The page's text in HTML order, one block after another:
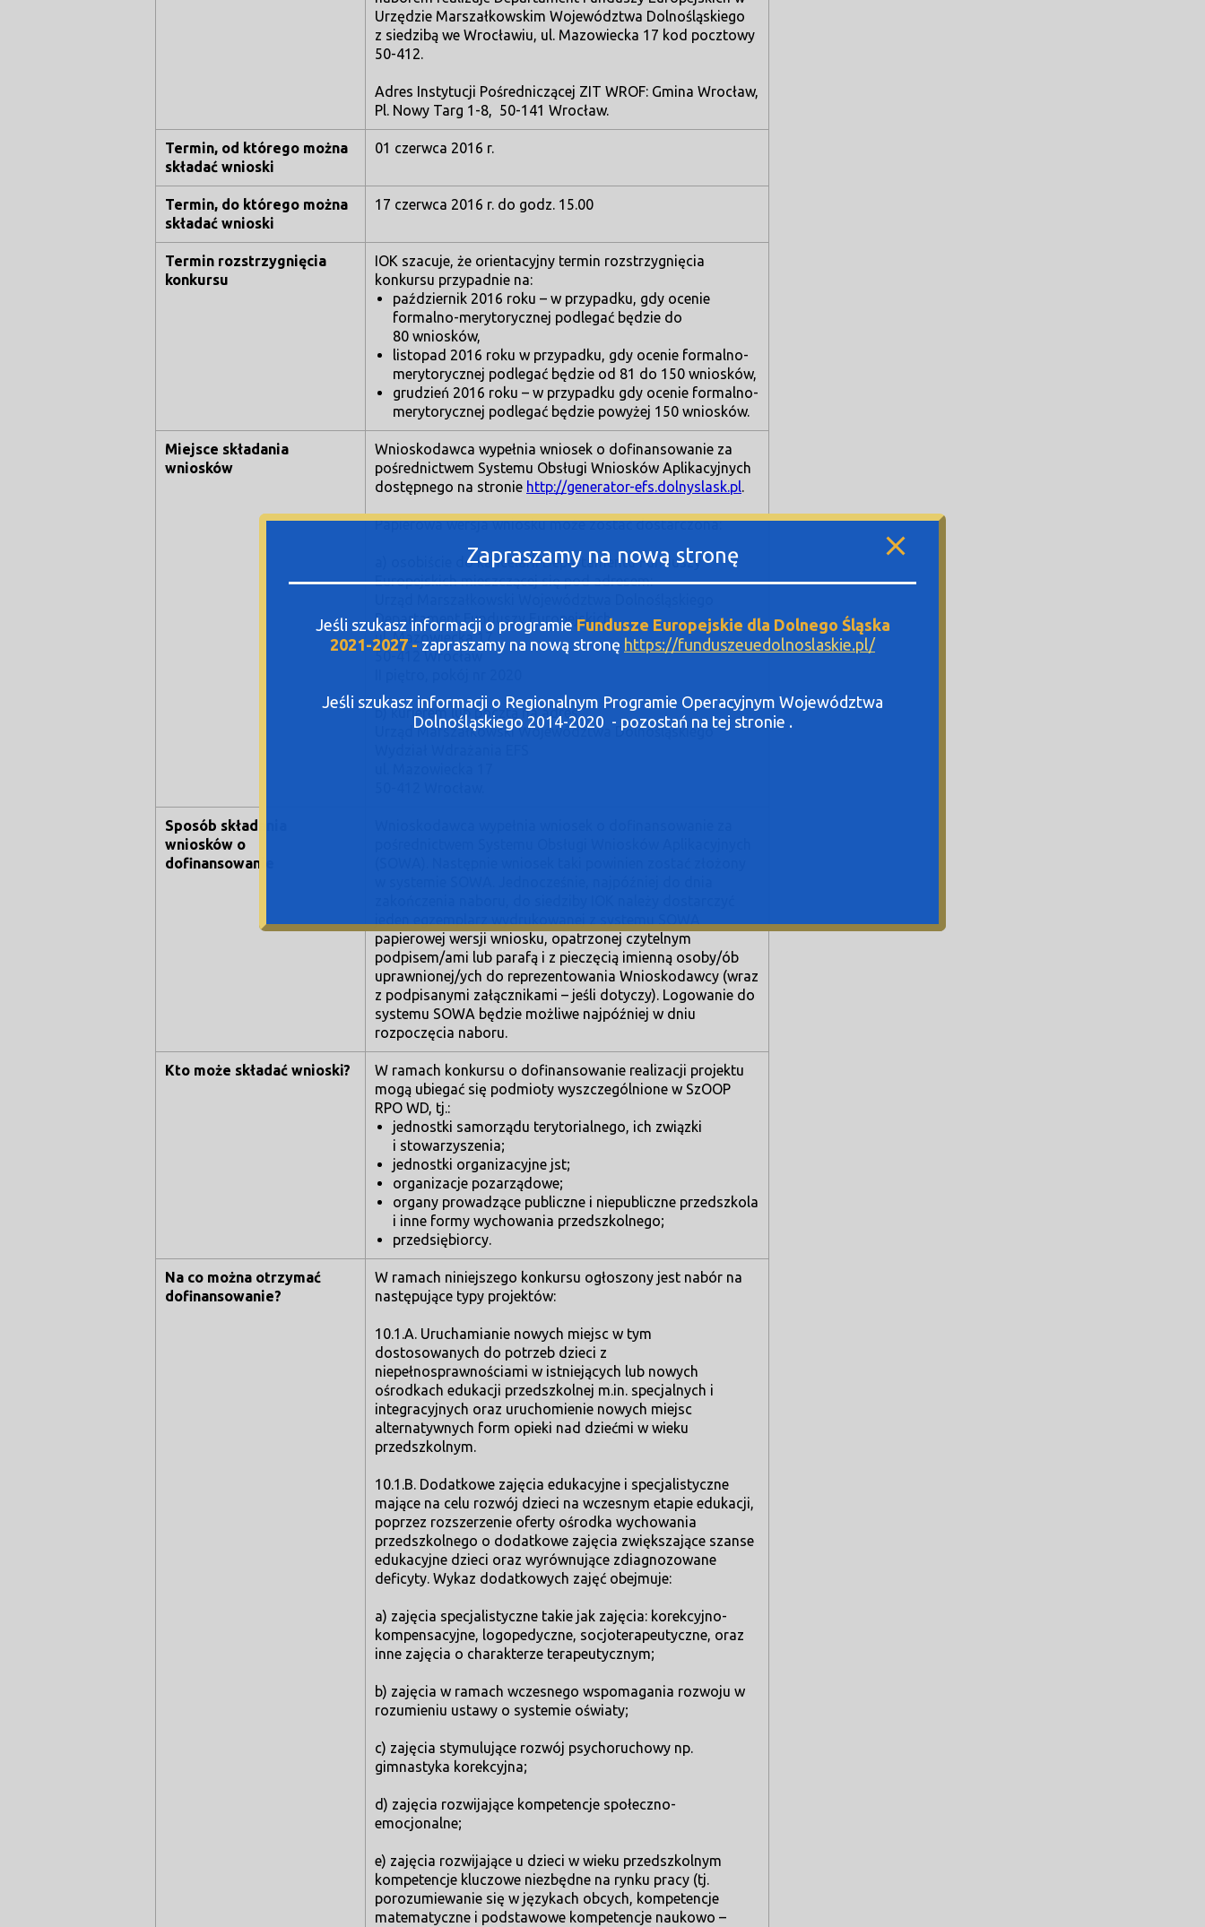
Urzędzie Marszałkowskim Województwa Dolnośląskiego
z siedzibą we Wrocławiu, ul. Mazowiecka 17 kod pocztowy
50-412.
Adres Instytucji Pośredniczącej ZIT WROF: Gmina Wrocław,
Pl. Nowy Targ 1-8, 50-141 Wrocław.
Termin, od którego można
składać wnioski
01 czerwca 2016 r.
Termin, do którego można
składać wnioski
17 czerwca 2016 r. do godz. 15.00
Termin rozstrzygnięcia
konkursu
IOK szacuje, że orientacyjny termin rozstrzygnięcia
konkursu przypadnie na:
październik 2016 roku – w przypadku, gdy ocenie
formalno-merytorycznej podlegać będzie do
80 wniosków,
listopad 2016 roku w przypadku, gdy ocenie formalno-
merytorycznej podlegać będzie od 81 do 150 wniosków,
grudzień 2016 roku – w przypadku gdy ocenie formalno-
merytorycznej podlegać będzie powyżej 150 wniosków.
Miejsce składania
wniosków
Wnioskodawca wypełnia wniosek o dofinansowanie za
pośrednictwem Systemu Obsługi Wniosków Aplikacyjnych
dostępnego na stronie http://generator-efs.dolnyslask.pl.
Papierowa wersja wniosku może zostać dostarczona:
a) osobiście do kancelarii Departamentu Funduszy
Europejskich mieszczącej się pod adresem:
Departament Funduszy Europejskich
ul. Mazowiecka 17
50-412 Wrocław
b) kurierem lub pocztą na adres:
Urząd Marszałkowski Województwa Dolnośląskiego
Sposób składania
wniosków o
dofinansowanie
papierowej wersji wniosku, opatrzonej czytelnym
podpisem/ami lub parafą i z pieczęcią imienną osoby/ób
uprawnionej/ych do reprezentowania Wnioskodawcy (wraz
z podpisanymi załącznikami – jeśli dotyczy). Logowanie do
systemu SOWA będzie możliwe najpóźniej w dniu
rozpoczęcia naboru.
Kto może składać wnioski?
W ramach konkursu o dofinansowanie realizacji projektu
mogą ubiegać się podmioty wyszczególnione w SzOOP
RPO WD, tj.:
jednostki samorządu terytorialnego, ich związki
i stowarzyszenia;
jednostki organizacyjne jst;
organizacje pozarządowe;
organy prowadzące publiczne i niepubliczne przedszkola
i inne formy wychowania przedszkolnego;
przedsiębiorcy.
Na co można otrzymać
dofinansowanie?
W ramach niniejszego konkursu ogłoszony jest nabór na
następujące typy projektów:
10.1.A. Uruchamianie nowych miejsc w tym
dostosowanych do potrzeb dzieci z
niepełnosprawnościami w istniejących lub nowych
ośrodkach edukacji przedszkolnej m.in. specjalnych i
integracyjnych oraz uruchomienie nowych miejsc
alternatywnych form opieki nad dziećmi w wieku
przedszkolnym.
10.1.B. Dodatkowe zajęcia edukacyjne i specjalistyczne
mające na celu rozwój dzieci na wczesnym etapie edukacji,
poprzez rozszerzenie oferty ośrodka wychowania
przedszkolnego o dodatkowe zajęcia zwiększające szanse
edukacyjne dzieci oraz wyrównujące zdiagnozowane
deficyty. Wykaz dodatkowych zajęć obejmuje:
a) zajęcia specjalistyczne takie jak zajęcia: korekcyjno-
kompensacyjne, logopedyczne, socjoterapeutyczne, oraz
inne zajęcia o charakterze terapeutycznym;
b) zajęcia w ramach wczesnego wspomagania rozwoju w
rozumieniu ustawy o systemie oświaty;
c) zajęcia stymulujące rozwój psychoruchowy np.
gimnastyka korekcyjna;
d) zajęcia rozwijające kompetencje społeczno-
emocjonalne;
e) zajęcia rozwijające u dzieci w wieku przedszkolnym
kompetencje kluczowe niezbędne na rynku pracy (tj.
porozumiewanie się w językach obcych, kompetencje
matematyczne i podstawowe kompetencje naukowo –
Zapraszamy na nową stronę
Jeśli szukasz informacji o programie Fundusze Europejskie dla Dolnego Śląska
2021-2027 - zapraszamy na nową stronę https://funduszeuedolnoslaskie.pl/
Jeśli szukasz informacji o Regionalnym Programie Operacyjnym Województwa
Dolnośląskiego 2014-2020 - pozostań na tej stronie .